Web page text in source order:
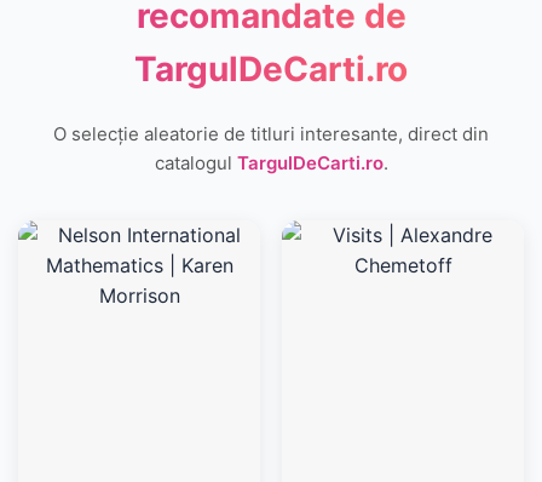
recomandate de
TargulDeCarti.ro
O selecție aleatorie de titluri interesante, direct din
catalogul TargulDeCarti.ro.